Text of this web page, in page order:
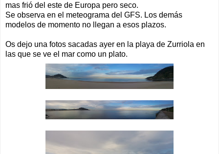
mas frió del este de Europa pero seco.
Se observa en el meteograma del GFS. Los demás
modelos de momento no llegan a esos plazos.
Os dejo una fotos sacadas ayer en la playa de Zurriola en
las que se ve el mar como un plato.